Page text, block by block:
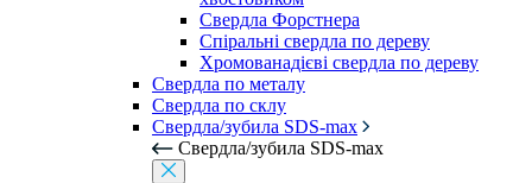
Свердла Форстнера
Спіральні свердла по дереву
Хромованадієві свердла по дереву
Свердла по металу
Свердла по склу
Свердла/зубила SDS-max
Свердла/зубила SDS-max